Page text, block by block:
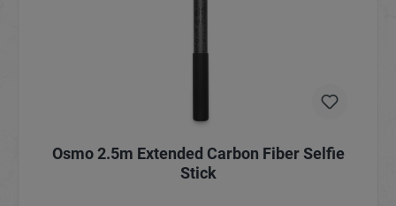
Osmo 2.5m Extended Carbon Fiber Selfie
Stick